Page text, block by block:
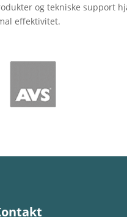
og tekniske support
effektivitet.